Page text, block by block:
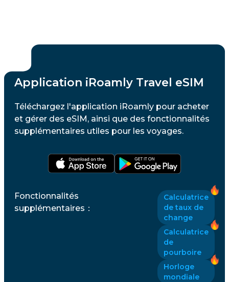
Application iRoamly Travel eSIM
Téléchargez l'application iRoamly pour acheter
et gérer des eSIM, ainsi que des fonctionnalités
supplémentaires utiles pour les voyages.
Fonctionnalités
supplémentaires ：
Calculatrice
de taux de
change
Calculatrice
de
pourboire
Horloge
mondiale